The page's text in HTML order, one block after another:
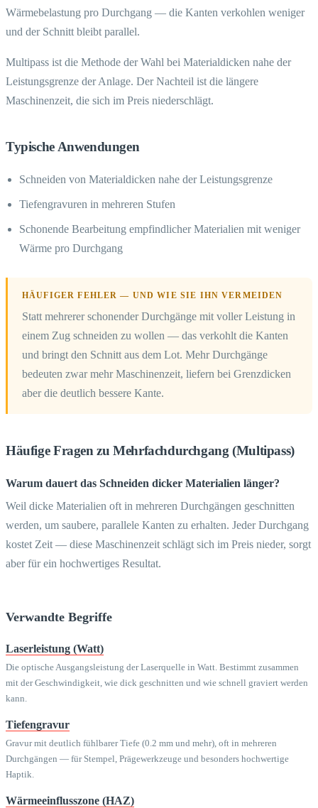
Wärmebelastung pro Durchgang — die Kanten verkohlen weniger
und der Schnitt bleibt parallel.
Multipass ist die Methode der Wahl bei Materialdicken nahe der
Leistungsgrenze der Anlage. Der Nachteil ist die längere
Maschinenzeit, die sich im Preis niederschlägt.
Typische Anwendungen
Schneiden von Materialdicken nahe der Leistungsgrenze
Tiefengravuren in mehreren Stufen
Schonende Bearbeitung empfindlicher Materialien mit weniger
Wärme pro Durchgang
HÄUFIGER FEHLER — UND WIE SIE IHN VERMEIDEN
Statt mehrerer schonender Durchgänge mit voller Leistung in
einem Zug schneiden zu wollen — das verkohlt die Kanten
und bringt den Schnitt aus dem Lot. Mehr Durchgänge
bedeuten zwar mehr Maschinenzeit, liefern bei Grenzdicken
aber die deutlich bessere Kante.
Häufige Fragen zu Mehrfachdurchgang (Multipass)
Warum dauert das Schneiden dicker Materialien länger?
Weil dicke Materialien oft in mehreren Durchgängen geschnitten
werden, um saubere, parallele Kanten zu erhalten. Jeder Durchgang
kostet Zeit — diese Maschinenzeit schlägt sich im Preis nieder, sorgt
aber für ein hochwertiges Resultat.
Verwandte Begriffe
Laserleistung (Watt)
Die optische Ausgangsleistung der Laserquelle in Watt. Bestimmt zusammen
mit der Geschwindigkeit, wie dick geschnitten und wie schnell graviert werden
kann.
Tiefengravur
Gravur mit deutlich fühlbarer Tiefe (0.2 mm und mehr), oft in mehreren
Durchgängen — für Stempel, Prägewerkzeuge und besonders hochwertige
Haptik.
Wärmeeinflusszone (HAZ)